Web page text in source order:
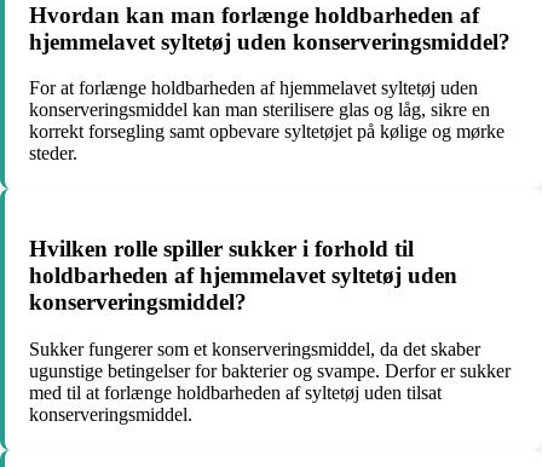
Hvordan kan man forlænge holdbarheden af
hjemmelavet syltetøj uden konserveringsmiddel?
For at forlænge holdbarheden af hjemmelavet syltetøj uden
konserveringsmiddel kan man sterilisere glas og låg, sikre en
korrekt forsegling samt opbevare syltetøjet på kølige og mørke
steder.
Hvilken rolle spiller sukker i forhold til
holdbarheden af hjemmelavet syltetøj uden
konserveringsmiddel?
Sukker fungerer som et konserveringsmiddel, da det skaber
ugunstige betingelser for bakterier og svampe. Derfor er sukker
med til at forlænge holdbarheden af syltetøj uden tilsat
konserveringsmiddel.